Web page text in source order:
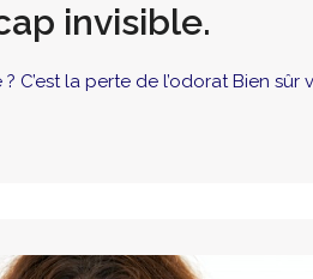
invisible.
C’est la perte de l’odorat Bien sûr